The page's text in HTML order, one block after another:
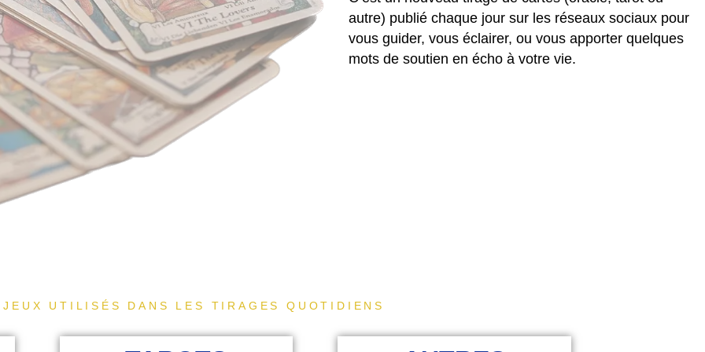
autre) publié chaque jour sur les réseaux sociaux pour
vous guider, vous éclairer, ou vous apporter quelques
mots de soutien en écho à votre vie.
UTILISÉS DANS LES TIRAGES QUOTIDIENS